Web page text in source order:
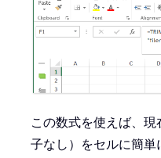
この数式を使えば、
子なし）をセルに簡単